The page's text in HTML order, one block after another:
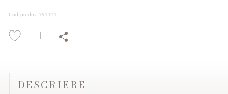
Cod produs: 191371
DESCRIERE